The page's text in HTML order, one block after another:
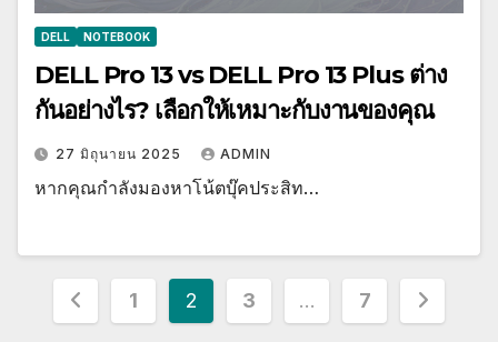
DELL NOTEBOOK
DELL Pro 13 vs DELL Pro 13 Plus ต่าง
กันอย่างไร? เลือกให้เหมาะกับงานของคุณ
27 มิถุนายน 2025 ADMIN
หากคุณกำลังมองหาโน้ตบุ๊คประสิท…
Posts
1 2 3 … 7